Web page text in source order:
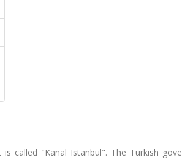
called "Kanal Istanbul". The Turkish